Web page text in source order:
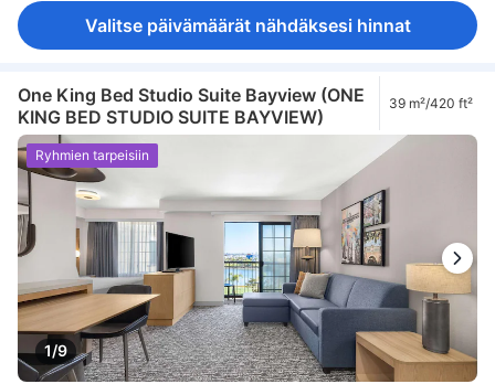
Valitse päivämäärät nähdäksesi hinnat
One King Bed Studio Suite Bayview (ONE
KING BED STUDIO SUITE BAYVIEW)
39 m²/420 ft²
1/9
Ryhmien tarpeisiin